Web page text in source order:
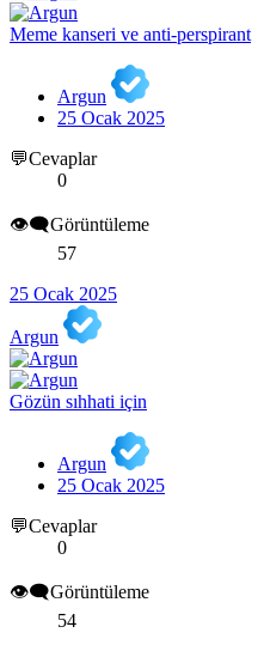
Meme kanseri ve anti-perspirant
Argun
25 Ocak 2025
💬Cevaplar
0
👁️‍🗨️Görüntüleme
57
25 Ocak 2025
Argun
Gözün sıhhati için
Argun
25 Ocak 2025
💬Cevaplar
0
👁️‍🗨️Görüntüleme
54